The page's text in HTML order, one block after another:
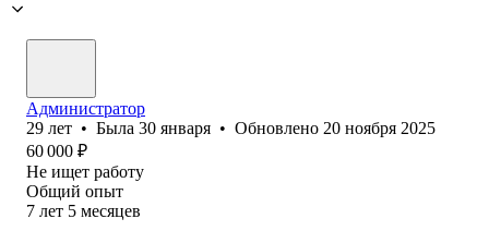
Администратор
29 лет • Была 30 января • Обновлено 20 ноября 2025
60 000 ₽
Не ищет работу
Общий опыт
7 лет 5 месяцев